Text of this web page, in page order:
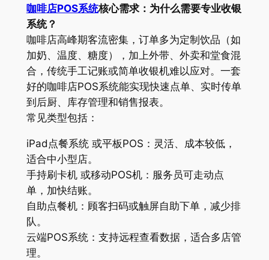
咖啡店POS系统核心需求：为什么需要专业收银
系统？
咖啡店高峰期客流密集，订单多为定制饮品（如
加奶、温度、糖度），加上外带、外卖和堂食混
合，传统手工记账或简单收银机难以应对。一套
好的咖啡店POS系统能实现快速点单、实时传单
到后厨、库存管理和销售报表。
常见类型包括：
iPad点餐系统 或平板POS：灵活、成本较低，
适合中小型店。
手持刷卡机 或移动POS机：服务员可走动点
单，加快结账。
自助点餐机：顾客扫码或触屏自助下单，减少排
队。
云端POS系统：支持远程查看数据，适合多店管
理。